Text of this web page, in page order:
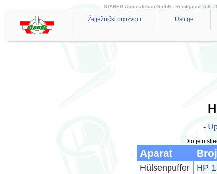
STABEG Apparatebau GmbH - Reinlgasse 5-9
Želježnički proizvodi Usluge
-
Dio je u
Aparat
Hülsenpuffer HP